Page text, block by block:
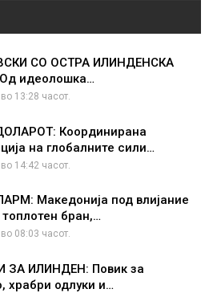
СО ОСТРА ИЛИНДЕНСКА
идеолошка…
13:28 часот.
Координирана
на глобалните сили…
14:42 часот.
Македонија под влијание
бран,…
08:03 часот.
ЗА ИЛИНДЕН: Повик за
храбри одлуки и…